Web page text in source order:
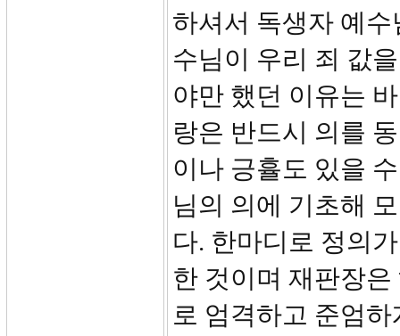
하셔서 독생자 예
수님이 우리 죄 값
야만 했던 이유는
랑은 반드시 의를
이나 긍휼도 있을
님의 의에 기초해
다. 한마디로 정의
한 것이며 재판장
로 엄격하고 준엄